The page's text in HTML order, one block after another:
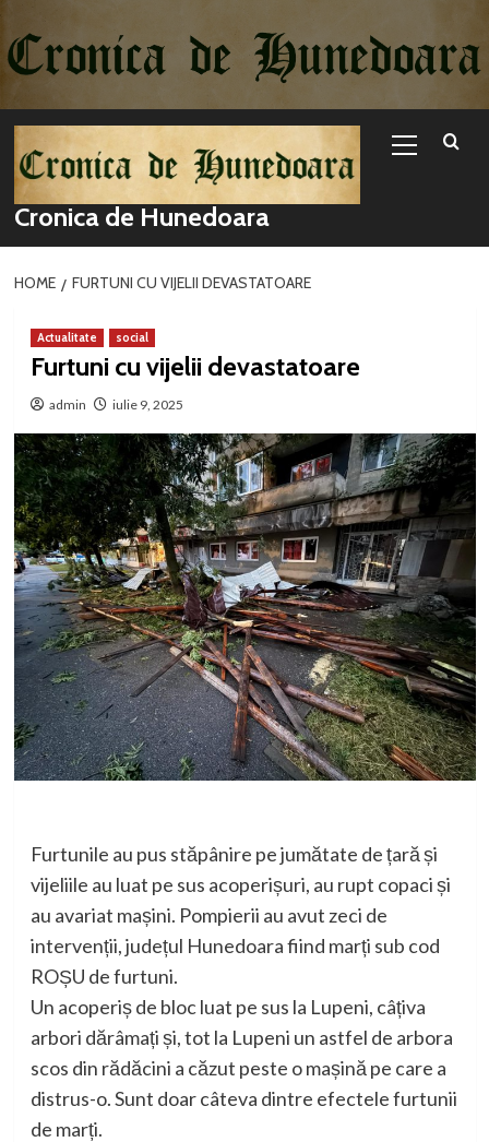
la
conținut
Cronica de Hunedoara
Menu
HOME FURTUNI CU VIJELII DEVASTATOARE
Actualitate social
Furtuni cu vijelii devastatoare
admin iulie 9, 2025
Furtunile au pus stăpânire pe jumătate de țară și
vijeliile au luat pe sus acoperișuri, au rupt copaci și
au avariat mașini. Pompierii au avut zeci de
intervenții, județul Hunedoara fiind marți sub cod
ROȘU de furtuni.
Un acoperiș de bloc luat pe sus la Lupeni, câțiva
arbori dărâmați și, tot la Lupeni un astfel de arbora
scos din rădăcini a căzut peste o mașină pe care a
distrus-o. Sunt doar câteva dintre efectele furtunii
de marți.